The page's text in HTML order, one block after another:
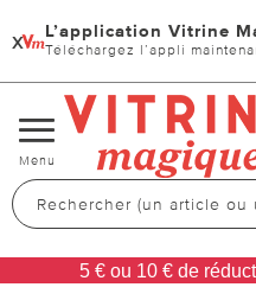
x L’application Vitrine
Téléchargez l’appli
Changer
de
navigation
Menu
5 € ou 10 € de